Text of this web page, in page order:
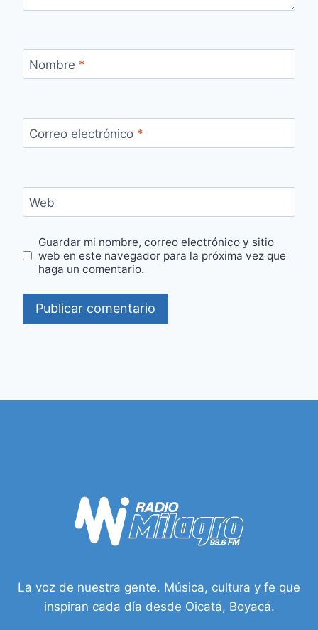
Nombre *
Correo electrónico *
Web
Guardar mi nombre, correo electrónico y sitio
web en este navegador para la próxima vez que
haga un comentario.
La voz de nuestra gente. Música, cultura y fe que
inspiran cada día desde Oicatá, Boyacá.